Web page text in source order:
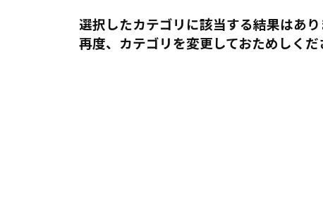
選択したカテゴリに該当する結果はあり
再度、カテゴリを変更しておためしくだ